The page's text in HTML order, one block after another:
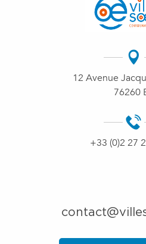
12 Avenue
76260
+33 (0)2 27